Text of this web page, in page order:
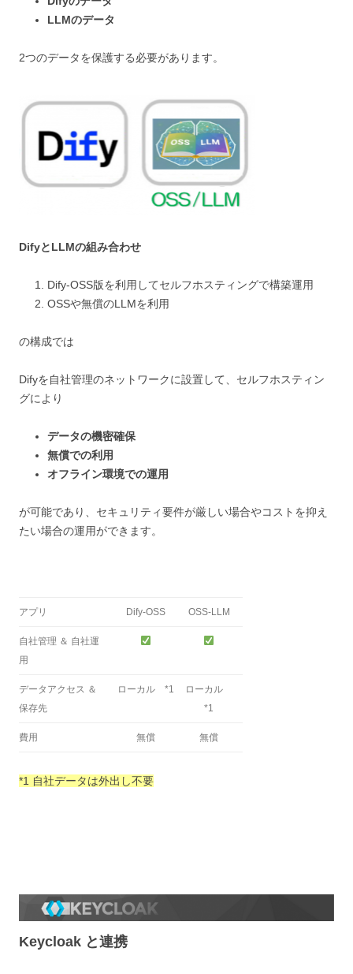
LLMのデータ
2つのデータを保護する必要があります。
DifyとLLMの組み合わせ
Dify-OSS版を利用してセルフホスティングで構築運用
OSSや無償のLLMを利用
の構成では
Difyを自社管理のネットワークに設置して、セルフホスティン
グにより
データの機密確保
無償での利用
オフライン環境での運用
が可能であり、 セキュリティ要件が厳しい場合やコストを抑え
たい場合の運用ができます。
アプリ Dify-OSS OSS-LLM
自社管理 ＆ 自社運
用
データアクセス ＆
保存先
ローカル *1
ローカル
*1
費用 無償 無償
*1 自社データは外出し不要
Keycloak と連携